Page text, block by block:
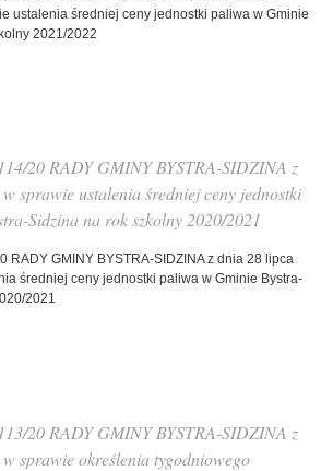
ustalenia średniej ceny jednostki paliwa w Gminie
2021/2022
SIDZINA Z DNIA 26 SIERPNIA 2021 R. W
SZKOLNY 2021/2022
20 RADY GMINY BYSTRA-SIDZINA z
sprawie ustalenia średniej ceny jednostki
Sidzina na rok szkolny 2020/2021
RADY GMINY BYSTRA-SIDZINA z dnia 28 lipca
średniej ceny jednostki paliwa w Gminie Bystra-
2021
SIDZINA Z DNIA 28 LIPCA 2020 R. W
SZKOLNY 2020/2021
20 RADY GMINY BYSTRA-SIDZINA z
sprawie określenia tygodniowego